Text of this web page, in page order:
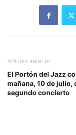
Artículo anterior
El Portón del Jazz
mañana, 10 de julio,
segundo concierto